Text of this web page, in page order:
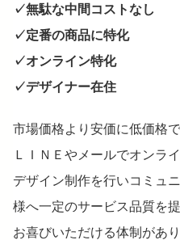
✓無駄な中間コストなし
✓定番の商品に特化
✓オンライン特化
✓デザイナー在住
市場価格より安価に低価格
ＬＩＮＥやメールでオンラ
デザイン制作を行いコミュ
様へ一定のサービス品質を
お喜びいただける体制があり